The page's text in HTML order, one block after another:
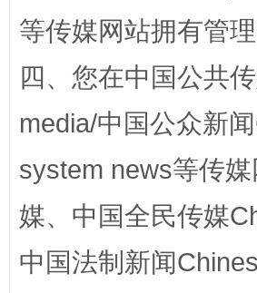
招工难、用工荒背后
网上购药对药下症？
等传媒网站拥有管
四、您在中国公共
media/中国公众新
system news等传
媒、中国全民传媒
中国法制新闻